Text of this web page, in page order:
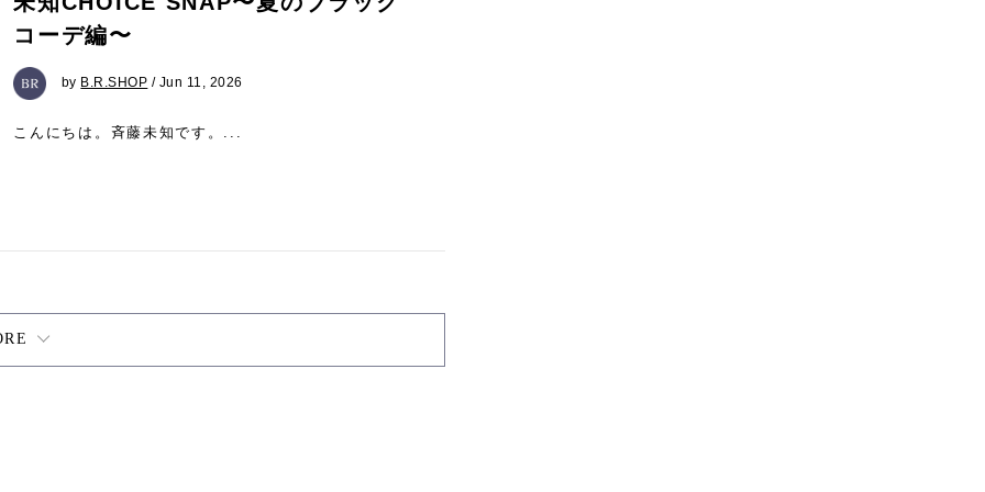
コーデ編〜
by B.R.SHOP / Jun 11, 2026
こんにちは。斉藤未知です。...